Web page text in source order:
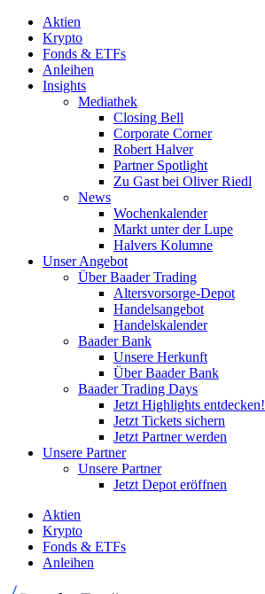
Aktien
Krypto
Fonds & ETFs
Anleihen
Insights
Mediathek
Closing Bell
Corporate Corner
Robert Halver
Partner Spotlight
Zu Gast bei Oliver Riedl
News
Wochenkalender
Markt unter der Lupe
Halvers Kolumne
Unser Angebot
Über Baader Trading
Altersvorsorge-Depot
Handelsangebot
Handelskalender
Baader Bank
Unsere Herkunft
Über Baader Bank
Baader Trading Days
Jetzt Highlights entdecken!
Jetzt Tickets sichern
Jetzt Partner werden
Unsere Partner
Unsere Partner
Jetzt Depot eröffnen
Aktien
Krypto
Fonds & ETFs
Anleihen